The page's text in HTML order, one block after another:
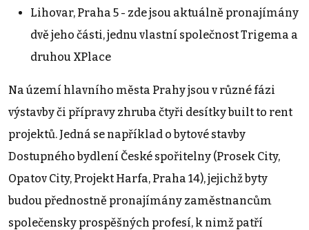
Lihovar, Praha 5 - zde jsou aktuálně pronajímány
dvě jeho části, jednu vlastní společnost Trigema a
druhou XPlace
Na území hlavního města Prahy jsou v různé fázi
výstavby či přípravy zhruba čtyři desítky built to rent
projektů. Jedná se například o bytové stavby
Dostupného bydlení České spořitelny (Prosek City,
Opatov City, Projekt Harfa, Praha 14), jejichž byty
budou přednostně pronajímány zaměstnancům
společensky prospěšných profesí, k nimž patří